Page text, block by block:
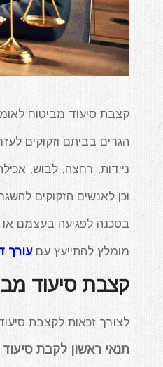
קצבת סיעוד מביטוח
הגרים בביתם וזקוקים
ניידות, רחצה, לבוש,
וכן לאנשים הזקוקים
בסכנה לפגיעה בעצמם
מומלץ להתייעץ עםעורך
קצבת סיעוד
לצורך זכאות לקצבת
תנאי ראשון לקבת